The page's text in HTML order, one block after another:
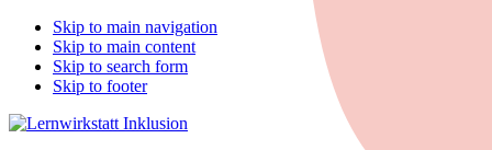
Skip to main navigation
Skip to main content
Skip to search form
Skip to footer